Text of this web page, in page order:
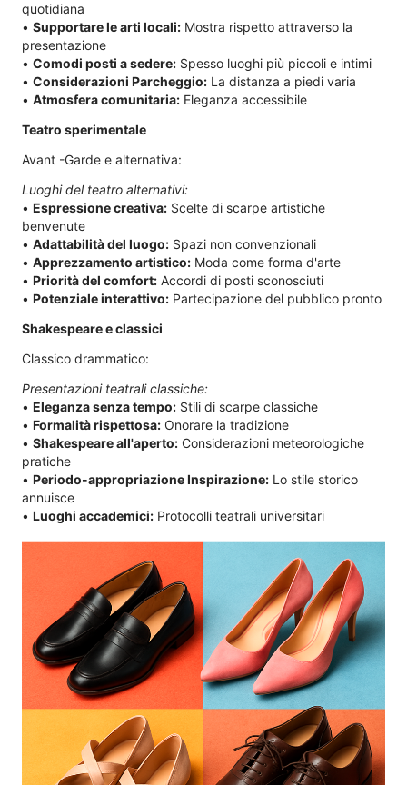
quotidiana
• Supportare le arti locali: Mostra rispetto attraverso la
presentazione
• Comodi posti a sedere: Spesso luoghi più piccoli e intimi
• Considerazioni Parcheggio: La distanza a piedi varia
• Atmosfera comunitaria: Eleganza accessibile
Teatro sperimentale
Avant -Garde e alternativa:
Luoghi del teatro alternativi:
• Espressione creativa: Scelte di scarpe artistiche
benvenute
• Adattabilità del luogo: Spazi non convenzionali
• Apprezzamento artistico: Moda come forma d'arte
• Priorità del comfort: Accordi di posti sconosciuti
• Potenziale interattivo: Partecipazione del pubblico pronto
Shakespeare e classici
Classico drammatico:
Presentazioni teatrali classiche:
• Eleganza senza tempo: Stili di scarpe classiche
• Formalità rispettosa: Onorare la tradizione
• Shakespeare all'aperto: Considerazioni meteorologiche
pratiche
• Periodo-appropriazione Inspirazione: Lo stile storico
annuisce
• Luoghi accademici: Protocolli teatrali universitari